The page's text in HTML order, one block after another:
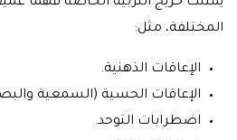
المختلفة، مثل:
الإعاقات الذهنية.
الإعاقات الحسية (السمعية
اضطرابات التوحد.